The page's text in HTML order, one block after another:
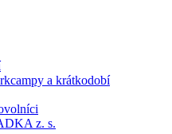
a krátkodobí
z. s.